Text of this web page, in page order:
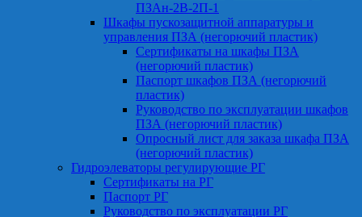
ПЗАн-2В-2П-1
Шкафы пускозащитной аппаратуры и
управления ПЗА (негорючий пластик)
Сертификаты на шкафы ПЗА
(негорючий пластик)
Паспорт шкафов ПЗА (негорючий
пластик)
Руководство по эксплуатации шкафов
ПЗА (негорючий пластик)
Опросный лист для заказа шкафа ПЗА
(негорючий пластик)
Гидроэлеваторы регулирующие РГ
Сертификаты на РГ
Паспорт РГ
Руководство по эксплуатации РГ